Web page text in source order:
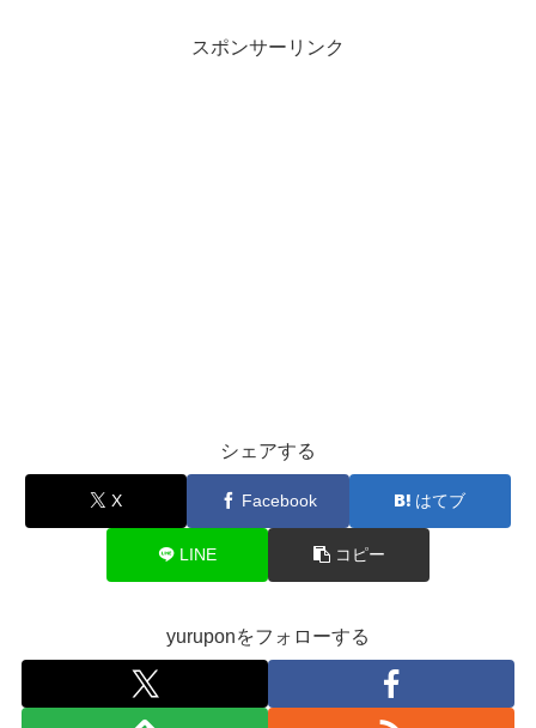
スポンサーリンク
シェアする
X Facebook はてブ
LINE コピー
yuruponをフォローする